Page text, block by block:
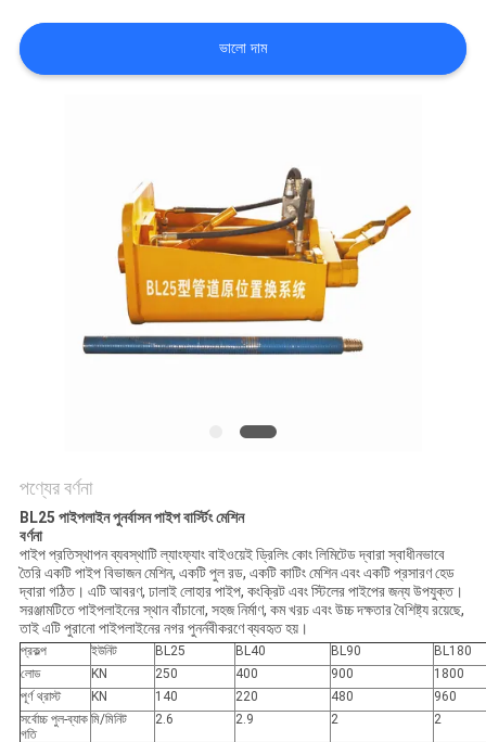
করুন
ভালো দাম
পণ্যের বর্ণনা
BL25 পাইপলাইন পুনর্বাসন পাইপ বার্স্টিং মেশিন
বর্ণনা
পাইপ প্রতিস্থাপন ব্যবস্থাটি ল্যাংফ্যাং বাইওয়েই ড্রিলিং কোং লিমিটেড দ্বারা স্বাধীনভাবে
তৈরি একটি পাইপ বিভাজন মেশিন, একটি পুল রড, একটি কাটিং মেশিন এবং একটি প্রসারণ হেড
দ্বারা গঠিত। এটি আবরণ, ঢালাই লোহার পাইপ, কংক্রিট এবং স্টিলের পাইপের জন্য উপযুক্ত।
সরঞ্জামটিতে পাইপলাইনের স্থান বাঁচানো, সহজ নির্মাণ, কম খরচ এবং উচ্চ দক্ষতার বৈশিষ্ট্য রয়েছে,
তাই এটি পুরানো পাইপলাইনের নগর পুনর্নবীকরণে ব্যবহৃত হয়।
প্রকল্প ইউনিট BL25 BL40 BL90
BL180
লোড
KN 250 400 900
1800
পূর্ণ থ্রাস্ট
KN 140 220 480
960
সর্বোচ্চ পুল-ব্যাক
গতি
মি/মিনিট 2.6 2.9 2 2